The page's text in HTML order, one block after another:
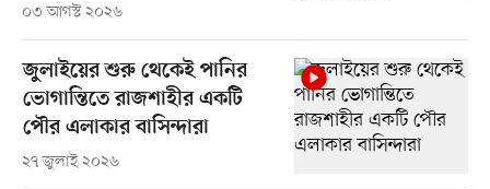
০৩ আগস্ট ২০২৬
জুলাইয়ের শুরু থেকেই পানির
ভোগান্তিতে রাজশাহীর একটি
পৌর এলাকার বাসিন্দারা
২৭ জুলাই ২০২৬